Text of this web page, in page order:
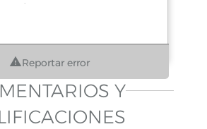
S/n Edif. Constitucional Local
Quintana Roo
México No. 101 Col. Campestre
Reportar error
Y